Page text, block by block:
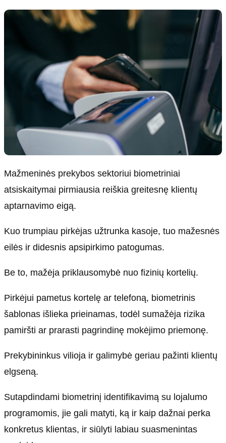
Mažmeninės prekybos sektoriui biometriniai
atsiskaitymai pirmiausia reiškia greitesnę klientų
aptarnavimo eigą.
Kuo trumpiau pirkėjas užtrunka kasoje, tuo mažesnės
eilės ir didesnis apsipirkimo patogumas.
Be to, mažėja priklausomybė nuo fizinių kortelių.
Pirkėjui pametus kortelę ar telefoną, biometrinis
šablonas išlieka prieinamas, todėl sumažėja rizika
pamiršti ar prarasti pagrindinę mokėjimo priemonę.
Prekybininkus vilioja ir galimybė geriau pažinti klientų
elgseną.
Sutapdindami biometrinį identifikavimą su lojalumo
programomis, jie gali matyti, ką ir kaip dažnai perka
konkretus klientas, ir siūlyti labiau suasmenintas